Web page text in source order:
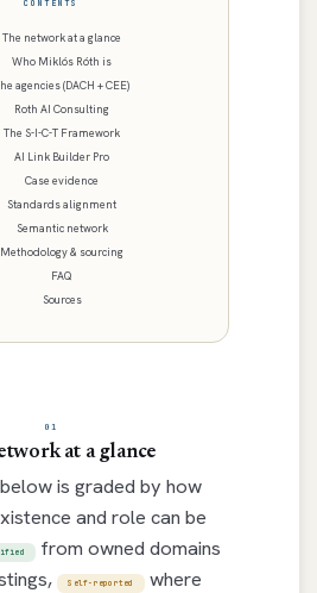
CONTENTS
The network at a glance
Who Miklós Róth is
agencies (DACH + CEE)
Roth AI Consulting
The S-I-C-T Framework
AI Link Builder Pro
Case evidence
Standards alignment
Semantic network
Methodology & sourcing
FAQ
Sources
01
at a glance
is graded by how
and role can be
from owned domains
Self-reported
where